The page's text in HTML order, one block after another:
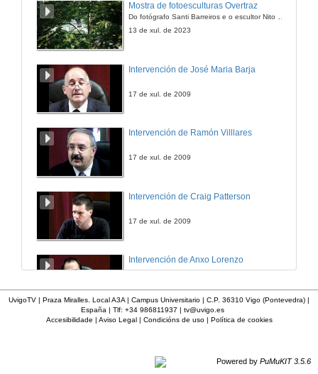
Noite-Anotación II
Para um vil criminoso
Poema de Adília Lopes
Mulher eu sei
Canción de Chico César
Poema de Silvia Penas
Carta
Mostra de fotoesculturas Overtraz
13 de xul. de 2023
Intervención de José Maria Barja
17 de xul. de 2009
Intervención de Ramón Villlares
17 de xul. de 2009
Intervención de Craig Patterson
17 de xul. de 2009
Intervención de Anxo Lorenzo
Intervención de Maria Xosé
UvigoTV | Praza Miralles. Local A3A | Campus Universitario | C.P. 36310 Vigo (Pontevedra) |
España | Tlf: +34 986811937 | tv@uvigo.es
Accesibilidade | Aviso Legal| Condicións de uso| Política de cookies
Powered by PuMuKIT 3.5.6